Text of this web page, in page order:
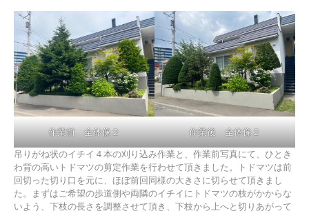
作業前 全体像２ 作業後 全体像２
吊りがね状のイチイ４本の刈り込み作業と、作業前写真にて、ひとき
わ背の高いトドマツの剪定作業を行わせて頂きました。トドマツは前
回切った切り口を元に、ほぼ前回同様の大きさに切らせて頂きまし
た。まずはご希望の歩道側や両隣のイチイにトドマツの枝がかからな
いよう、下枝の長さを調整させて頂き、下枝から上へと切りあがって